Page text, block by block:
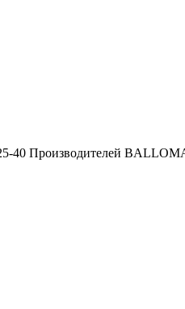
40 Производителей